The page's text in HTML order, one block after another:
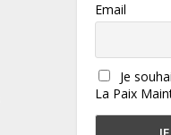
Email
Je
La Paix